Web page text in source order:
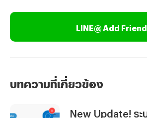
LINE@ Add Friend
บทความที่เกี่ยวข้อง